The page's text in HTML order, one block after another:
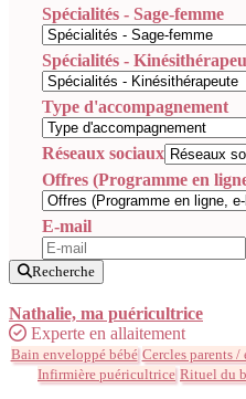
Spécialités - Sage-femme
Spécialités -
Type d'accompagnement
Réseaux sociaux
Offres (Programme en
E-mail
Recherche
Nathalie, ma puéricultrice
Experte en allaitement
Bain enveloppé bébé Cercles parents /
Infirmière puéricultrice Rituel du